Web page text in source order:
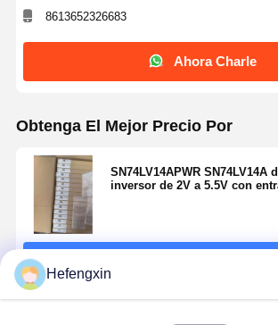
8613652326683
Ahora Charle
Obtenga El Mejor Precio Por
SN74LV14APWR SN74LV14A
inversor de 2V a 5.5V con
Hefengxin